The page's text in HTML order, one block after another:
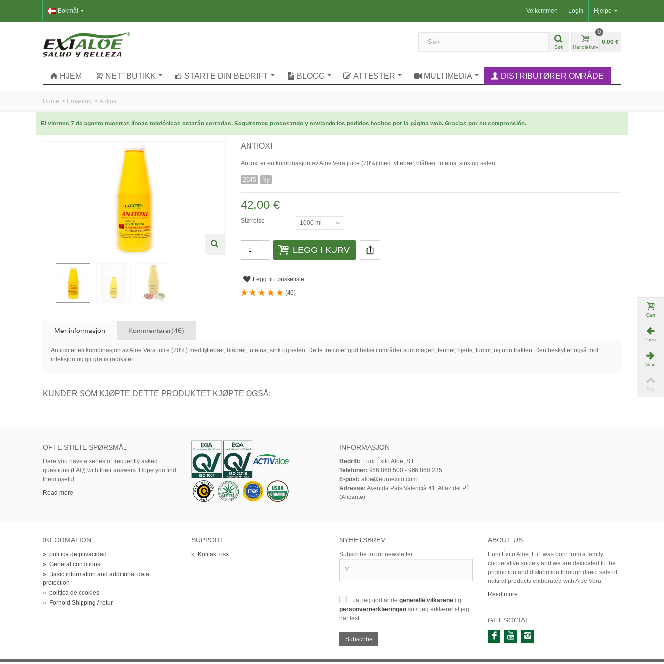
Hjelpe
Velkommen Login
Bokmål
Søk Handlekurv
0
0,00 €
HJEM NETTBUTIKK STARTE DIN BEDRIFT BLOGG ATTESTER MULTIMEDIA DISTRIBUTØRER OMRÅDE
Home > Ernæring > Antioxi
El viernes 7 de agosto nuestras líneas telefónicas estarán cerradas. Seguiremos procesando y enviando los pedidos hechos por la página web. Gracias por su comprensión.
ANTIOXI
Antioxi er en kombinasjon av Aloe Vera juice (70%) med tyttebær, blåbær, luteina, sink og selen.
2045 Ny
42,00 €
Størrelse 1000 ml
-
+ LEGG I KURV
Legg til i ønskeliste
(46)
Mer informasjon Kommentarer(46)
Antioxi er en kombinasjon av Aloe Vera juice (70%) med tyttebær, blåbær, luteina, sink og selen. Dette fremmer god helse i områder som magen, tenner, hjerte, tumor, og urin trakten. Den beskytter også mot
infeksjon og gir gratis radikaler.
KUNDER SOM KJØPTE DETTE PRODUKTET KJØPTE OGSÅ:
OFTE STILTE SPØRSMÅL
Here you have a series of frequently asked
questions (FAQ) with their answers. Hope you find
them useful.
Read more
INFORMASJON
Bedrift: Euro Éxito Aloe, S.L.
Telefoner: 966 860 500 - 966 860 235
E-post: aloe@euroexito.com
Adresse: Avenida País Valencià 41, Alfaz del Pí
(Alicante)
INFORMATION
» politica de privacidad
» General conditions
» Basic information and additional data
protection
» politica de cookies
» Forhold Shipping / retur
SUPPORT
» Kontakt oss
NYHETSBREV
Subscribe to our newsletter
Ja, jeg godtar de generelle vilkårene og
personvernerklæringen som jeg erklærer at jeg
har lest
Subscribe
ABOUT US
Euro Éxito Aloe, Ltd. was born from a family
cooperative society and we are dedicated to the
production and distribution through direct sale of
natural products elaborated with Aloe Vera.
Read more
GET SOCIAL
Cart
Prev
Next
Top